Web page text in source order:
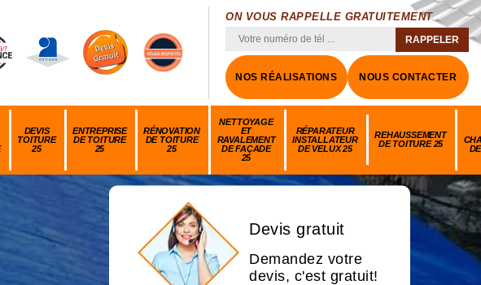
ON VOUS RAPPELLE GRATUITEMENT
NOS RÉALISATIONS NOUS CONTACTER
DEVIS
TOITURE
25
ENTREPRISE
DE TOITURE
25
RÉNOVATION
DE TOITURE
25
NETTOYAGE
ET
RAVALEMENT
DE FAÇADE
25
RÉPARATEUR
INSTALLATEUR
DE VELUX 25
REHAUSSEMENT
DE TOITURE 25
Devis gratuit
Demandez votre
devis, c'est gratuit!